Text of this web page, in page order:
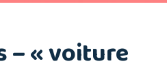
– « voiture